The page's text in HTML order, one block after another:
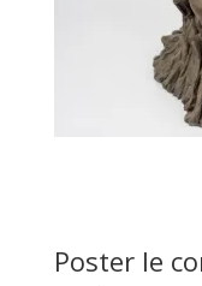
Poster le